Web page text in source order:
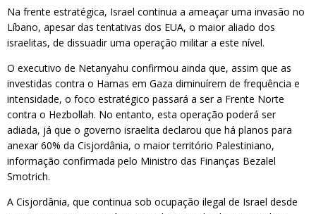
Na frente estratégica, Israel continua a ameaçar uma invasão no
Líbano, apesar das tentativas dos EUA, o maior aliado dos
israelitas, de dissuadir uma operação militar a este nível.
O executivo de Netanyahu confirmou ainda que, assim que as
investidas contra o Hamas em Gaza diminuírem de frequência e
intensidade, o foco estratégico passará a ser a Frente Norte
contra o Hezbollah. No entanto, esta operação poderá ser
adiada, já que o governo israelita declarou que há planos para
anexar 60% da Cisjordânia, o maior território Palestiniano,
informação confirmada pelo Ministro das Finanças Bezalel
Smotrich.
A Cisjordânia, que continua sob ocupação ilegal de Israel desde